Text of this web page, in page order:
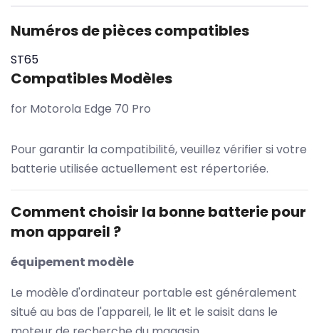
Numéros de pièces compatibles
ST65
Compatibles Modèles
for Motorola Edge 70 Pro
Pour garantir la compatibilité, veuillez vérifier si votre
batterie utilisée actuellement est répertoriée.
Comment choisir la bonne batterie pour
mon appareil ?
équipement modèle
Le modèle d'ordinateur portable est généralement
situé au bas de l'appareil, le lit et le saisit dans le